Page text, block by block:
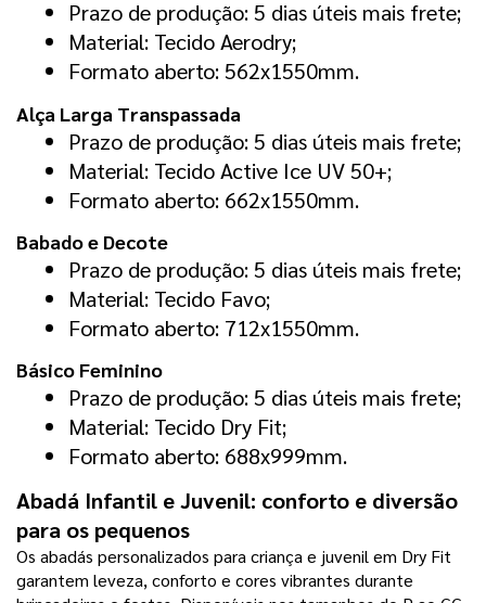
Prazo de produção: 5 dias úteis mais frete;
Material: Tecido Aerodry;
Formato aberto: 562x1550mm.
Alça Larga Transpassada
Prazo de produção: 5 dias úteis mais frete;
Material: Tecido Active Ice UV 50+;
Formato aberto: 662x1550mm.
Babado e Decote
Prazo de produção: 5 dias úteis mais frete;
Material: Tecido Favo;
Formato aberto: 712x1550mm.
Básico Feminino
Prazo de produção: 5 dias úteis mais frete;
Material: Tecido Dry Fit;
Formato aberto: 688x999mm.
Abadá Infantil e Juvenil: conforto e diversão
para os pequenos
Os abadás personalizados para criança e juvenil em Dry Fit
garantem leveza, conforto e cores vibrantes durante